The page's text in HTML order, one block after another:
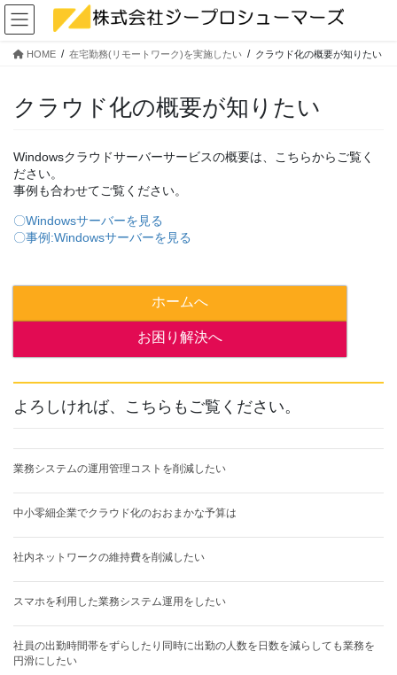
コ
ン
ナ
ビ
HOME 在宅勤務(リモートワーク)を実施したい クラウド化の概要が知りたい
クラウド化の概要が知りたい
Windowsクラウドサーバーサービスの概要は、こちらからご覧く
ださい。
事例も合わせてご覧ください。
〇Windowsサーバーを見る
〇事例:Windowsサーバーを見る
ホームへ
お困り解決へ
よろしければ、こちらもご覧ください。
業務システムの運用管理コストを削減したい
中小零細企業でクラウド化のおおまかな予算は
社内ネットワークの維持費を削減したい
スマホを利用した業務システム運用をしたい
社員の出勤時間帯をずらしたり同時に出勤の人数を日数を減らしても業務を
円滑にしたい